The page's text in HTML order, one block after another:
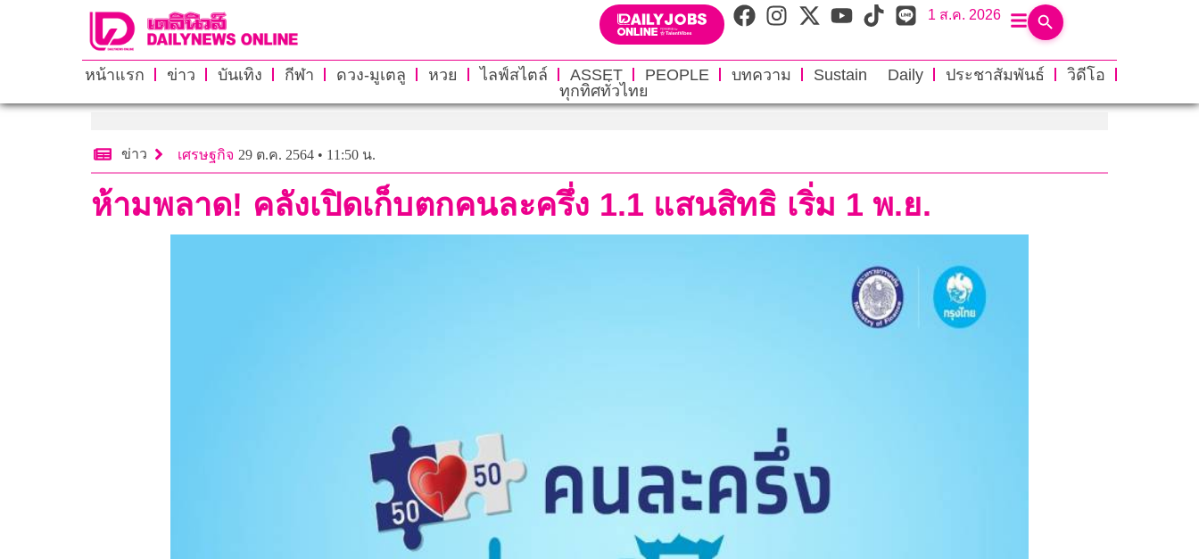
1 ส.ค. 2026
หน้าแรก ข่าว บันเทิง กีฬา ดวง-มูเตลู หวย ไลฟ์สไตล์ ASSET PEOPLE บทความ Sustain Daily ประชาสัมพันธ์
วิดีโอ
ทุกทิศทั่วไทย
ข่าว เศรษฐกิจ 29 ต.ค. 2564 • 11:50 น.
ห้ามพลาด! คลังเปิดเก็บตกคนละครึ่ง 1.1 แสนสิทธิ เริ่ม 1 พ.ย.